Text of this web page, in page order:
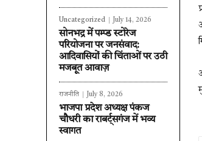
Uncategorized July 14, 2026
सोनभद्र में पम्प्ड स्टोरेज
परियोजना पर जनसंवाद:
आदिवासियों की चिंताओं पर उठी
मजबूत आवाज़
राजनीति July 8, 2026
भाजपा प्रदेश अध्यक्ष पंकज
चौधरी का राबर्ट्सगंज में भव्य
स्वागत